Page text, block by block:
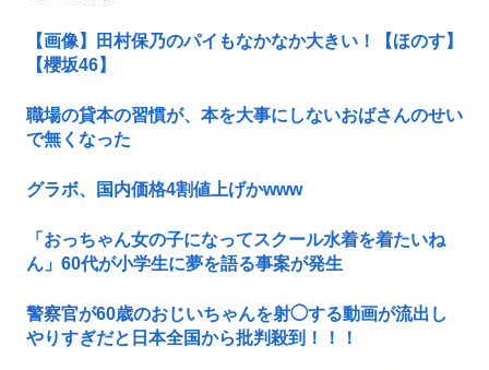
【画像】田村保乃のパイもなかなか大きい！【ほのす】
【櫻坂46】
職場の貸本の習慣が、本を大事にしないおばさんのせい
で無くなった
グラボ、国内価格4割値上げかwww
「おっちゃん女の子になってスクール水着を着たいね
ん」60代が小学生に夢を語る事案が発生
警察官が60歳のおじいちゃんを射◯する動画が流出し
やりすぎだと日本全国から批判殺到！！！